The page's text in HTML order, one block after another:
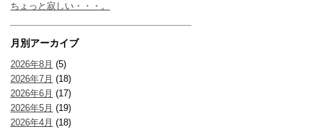
ちょっと寂しい・・・。
月別アーカイブ
2026年8月 (5)
2026年7月 (18)
2026年6月 (17)
2026年5月 (19)
2026年4月 (18)